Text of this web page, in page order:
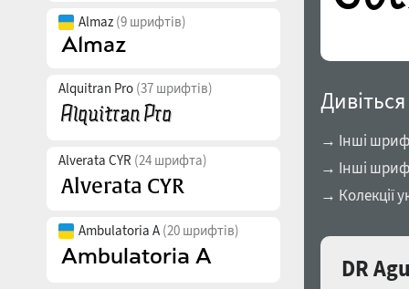
Almaz (9 шрифтів)
Alquitran Pro (37 шрифтів)
Alverata CYR (24 шрифта)
Ambulatoria A (20 шрифтів)
→ Інші
→ Інші
→ Колекції
DR